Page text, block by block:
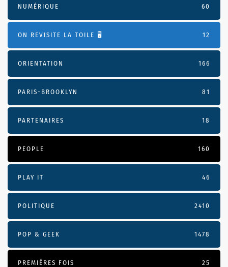
NUMÉRIQUE 60
ON REVISITE LA TOILE 🖥️ 12
ORIENTATION 166
PARIS-BROOKLYN 81
PARTENAIRES 18
PEOPLE 160
PLAY IT 46
POLITIQUE 2410
POP & GEEK 1478
PREMIÈRES FOIS 25